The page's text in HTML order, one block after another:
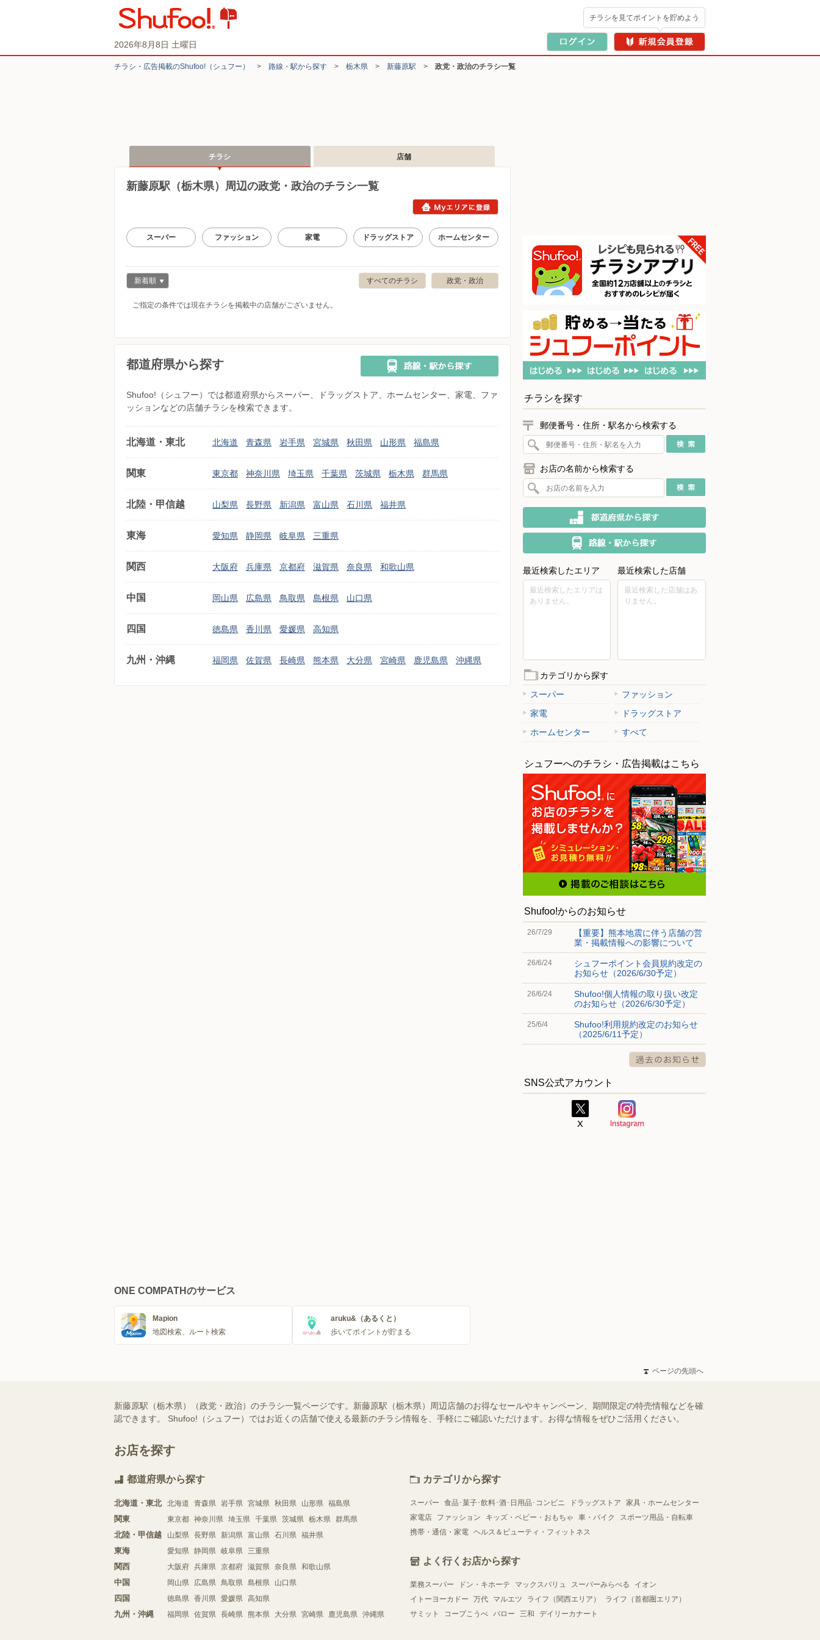
2026年8月8日 土曜日
チラシを見てポイントを貯めよう
チラシ・​広告掲載の​Shufoo!​（シュフー） > 路線・駅から探す > 栃木県 > 新藤原駅 > 政党・政治のチラシ一覧
チラシ 店舗
新藤原駅（栃木県）周辺の政党・政治のチラシ一覧
スーパー ファッション 家電 ドラッグストア ホームセンター
政党・政治
すべてのチラシ
新着順
ご指定の条件では現在チラシを掲載中の店舗がございません。
都道府県から探す
Shufoo!（シュフー）では都道府県からスーパー、ドラッグストア、ホームセンター、家電、ファ
ッションなどの店舗チラシを検索できます。
北海道・東北 北海道 青森県 岩手県 宮城県 秋田県 山形県 福島県
関東 東京都 神奈川県 埼玉県 千葉県 茨城県 栃木県 群馬県
北陸・甲信越 山梨県 長野県 新潟県 富山県 石川県 福井県
東海 愛知県 静岡県 岐阜県 三重県
関西 大阪府 兵庫県 京都府 滋賀県 奈良県 和歌山県
中国 岡山県 広島県 鳥取県 島根県 山口県
四国 徳島県 香川県 愛媛県 高知県
九州・沖縄 福岡県 佐賀県 長崎県 熊本県 大分県 宮崎県 鹿児島県 沖縄県
チラシを探す
郵便番号・住所・駅名から検索する
お店の名前から検索する
最近検索したエリア
最近検索したエリアは
ありません。
最近検索した店舗
最近検索した店舗はあ
りません。
カテゴリから探す
スーパー
ファッション
家電
ドラッグストア
ホームセンター
すべて
シュフーへのチラシ・広告掲載はこちら
Shufoo!からのお知らせ
26/7/29
【重要】熊本地震に伴う店舗の営
業・掲載情報への影響について
26/6/24
シュフーポイント会員規約改定の
お知らせ（2026/6/30予定）
26/6/24
Shufoo!個人情報の取り扱い改定
のお知らせ（2026/6/30予定）
25/6/4
Shufoo!利用規約改定のお知らせ
（2025/6/11予定）
SNS公式アカウント
ONE COMPATHのサービス
Mapion
地図検索、ルート検索
aruku&（あるくと）
歩いてポイントが貯まる
ページの先頭へ
新藤原駅（栃木県）（政党・政治）のチラシ一覧ページです。新藤原駅（栃木県）周辺店舗のお得なセールやキャンペーン、期間限定の特売情報などを確
認できます。 Shufoo!（シュフー）ではお近くの店舗で使える最新のチラシ情報を、手軽にご確認いただけます。お得な情報をぜひご活用ください。
お店を探す
都道府県から探す
北海道・東北 北海道 青森県 岩手県 宮城県 秋田県 山形県 福島県
関東 東京都 神奈川県 埼玉県 千葉県 茨城県 栃木県 群馬県
北陸・甲信越 山梨県 長野県 新潟県 富山県 石川県 福井県
東海 愛知県 静岡県 岐阜県 三重県
関西 大阪府 兵庫県 京都府 滋賀県 奈良県 和歌山県
中国 岡山県 広島県 鳥取県 島根県 山口県
四国 徳島県 香川県 愛媛県 高知県
九州・沖縄 福岡県 佐賀県 長崎県 熊本県 大分県 宮崎県 鹿児島県 沖縄県
カテゴリから探す
スーパー 食品･菓子･飲料･酒･日用品･コンビニ ドラッグストア
家具・ホームセンター
家電店
ファッション キッズ・ベビー・おもちゃ 車・バイク
スポーツ用品・自転車
携帯・通信・家電 ヘルス＆ビューティ・フィットネス
よく行くお店から探す
業務スーパー ドン・キホーテ マックスバリュ スーパーみらべる
イオン
イトーヨーカドー
万代 マルエツ ライフ（関西エリア）
ライフ（首都圏エリア）
サミット
コープこうべ バロー 三和 デイリーカナート